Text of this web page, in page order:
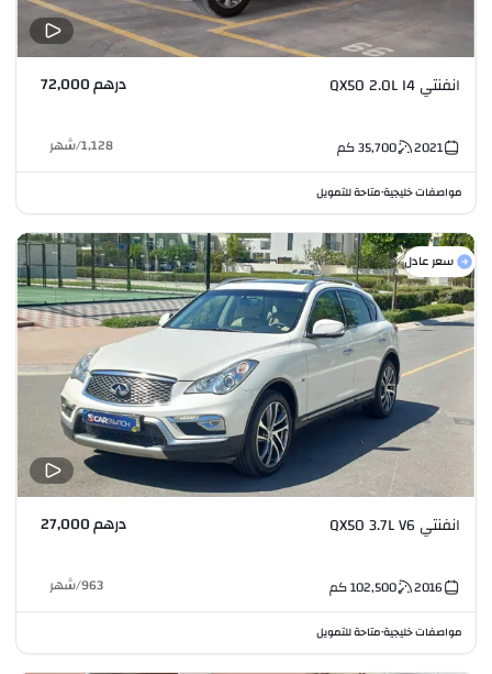
انفنتي QX50 2.0L I4 درهم 72,000
2021
35,700كم 1,128
/شهر
مواصفات خليجية•متاحة للتمويل
سعر عادل
انفنتي QX50 3.7L V6 درهم 27,000
2016
102,500كم 963
/شهر
مواصفات خليجية•متاحة للتمويل